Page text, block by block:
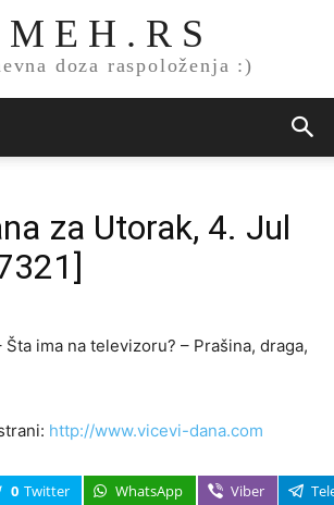
M E H . R S
doza raspoloženja :)
za Utorak, 4. Jul
Šta ima na te­le­vi­zo­ru? – Pra­ši­na, dra­ga,
http://www.vicevi-dana.com
0 Twitter WhatsApp Viber